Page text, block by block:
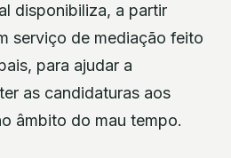
disponibiliza, a partir
serviço de mediação feito
para ajudar a
as candidaturas aos
âmbito do mau tempo.